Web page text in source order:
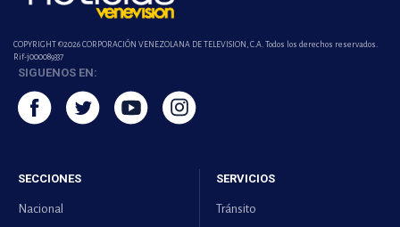
COPYRIGHT ©2026 CORPORACIÓN VENEZOLANA DE TELEVISION, C.A. Todos los derechos reservados.
Rif-j000089337
SIGUENOS EN:
SECCIONES
Nacional
SERVICIOS
Tránsito